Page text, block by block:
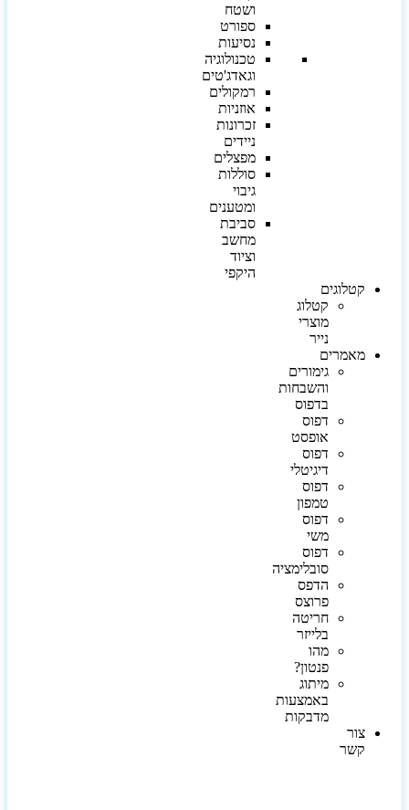
ושטח
ספורט
נסיעות
טכנולוגיה
וגאדג'טים
רמקולים
אוזניות
זכרונות
ניידים
מפצלים
סוללות
גיבוי
ומטענים
סביבת
מחשב
וציוד
היקפי
קטלוגים
קטלוג
מוצרי
נייר
מאמרים
גימורים
והשבחות
בדפוס
דפוס
אופסט
דפוס
דיגיטלי
דפוס
טמפון
דפוס
משי
דפוס
סובלימציה
הדפס
פרוצס
חריטה
בלייזר
מהו
פנטון?
מיתוג
באמצעות
מדבקות
צור
קשר